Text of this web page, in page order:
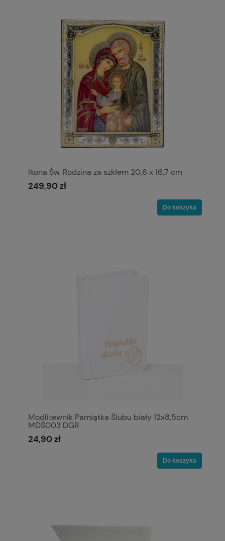
Ikona Św. Rodzina za szkłem 20,6 x 16,7 cm
249,90 zł
Do koszyka
Modlitewnik Pamiątka Ślubu biały 12x8,5cm
MDŚ003 DGR
24,90 zł
Do koszyka